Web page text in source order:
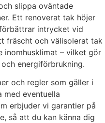
slippa oväntade
Ett renoverat tak höjer
intrycket vid
fräscht och välisolerat tak
inomhusklimat – vilket gör
energiförbrukning.
och regler som gäller i
med eventuella
erbjuder vi garantier på
så att du kan känna dig